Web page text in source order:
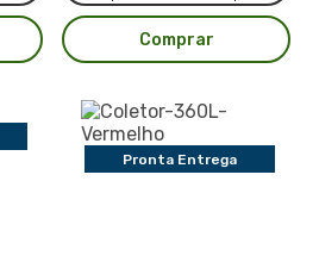
Comprar
Pronta Entrega